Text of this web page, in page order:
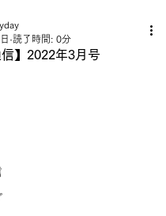
信】2022年3月号
読了時間: 0分